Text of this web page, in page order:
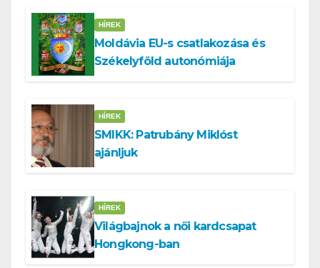
HÍREK
Moldávia EU-s csatlakozása és
Székelyföld autonómiája
HÍREK
SMIKK: Patrubány Miklóst
ajánljuk
HÍREK
Világbajnok a női kardcsapat
Hongkong-ban